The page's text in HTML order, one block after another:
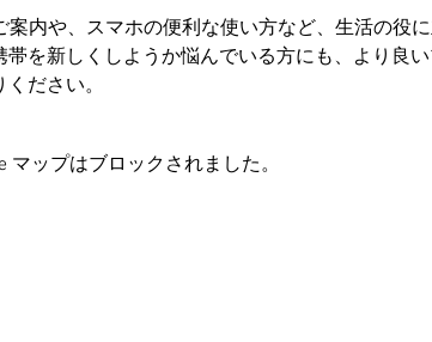
内や、スマホの便利な使い方など、生活の役
を新しくしようか悩んでいる方にも、より良
ださい。
ップはブロックされました。